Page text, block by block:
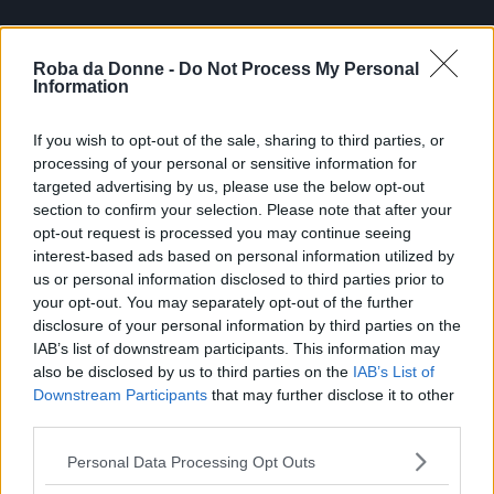
Roba da Donne - Do Not Process My Personal
Information
If you wish to opt-out of the sale, sharing to third parties, or
processing of your personal or sensitive information for
targeted advertising by us, please use the below opt-out
section to confirm your selection. Please note that after your
opt-out request is processed you may continue seeing
interest-based ads based on personal information utilized by
us or personal information disclosed to third parties prior to
your opt-out. You may separately opt-out of the further
disclosure of your personal information by third parties on the
IAB’s list of downstream participants. This information may
also be disclosed by us to third parties on the IAB’s List of
Downstream Participants that may further disclose it to other
Please note that this website/app uses one or more Google
Personal Data Processing Opt Outs
FOTO 1DI 14 INGRANDISCI
Condividi su Facebook